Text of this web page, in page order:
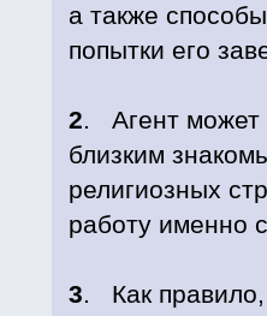
а также
попытки его
2. Агент может
близким
религиозных
работу именно
3. Как правило,